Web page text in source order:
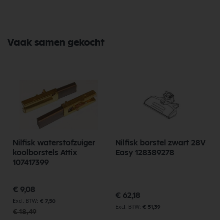
Vaak samen gekocht
Nilfisk waterstofzuiger
koolborstels Attix
107417399
Speciale
prijs
€ 9,08
€ 7,50
€ 18,49
Nilfisk borstel zwart 28V
Easy 128389278
€ 62,18
€ 51,39